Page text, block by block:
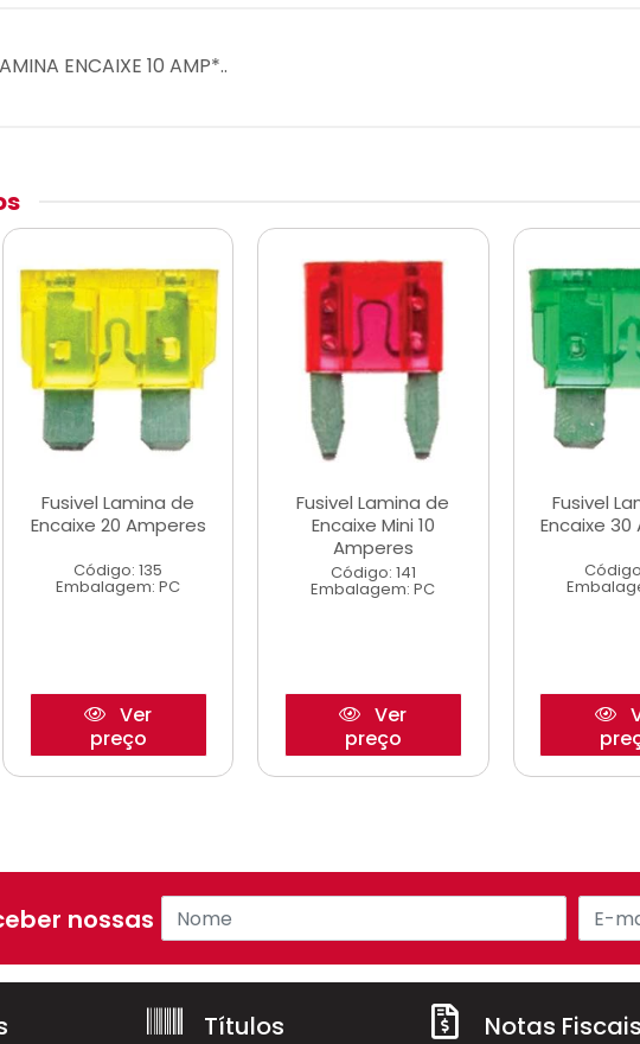
ENCAIXE 10 AMP*..
Fusivel Lamina de
Encaixe 20 Amperes
Código: 135
Embalagem: PC
Ver
preço
Fusivel Lamina de
Encaixe Mini 10
Amperes
Código: 141
Embalagem: PC
Ver
preço
Fusivel
Encaixe
nossas ofertas!
Títulos Notas Fiscais